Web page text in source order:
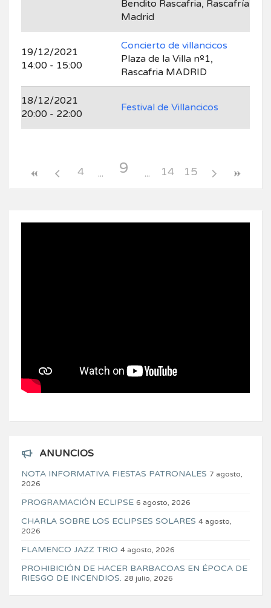
Bendito Rascafria, Rascafría
Madrid
19/12/2021
14:00 - 15:00
Concierto de villancicos
Plaza de la Villa nº1,
Rascafria MADRID
18/12/2021
20:00 - 22:00
Festival de Villancicos
4 9 14 15
ANUNCIOS
NOTA INFORMATIVA FIESTAS PATRONALES 7 agosto,
2026
PROGRAMACIÓN ECLIPSE 6 agosto, 2026
CHARLA SOBRE LOS ECLIPSES SOLARES 4 agosto,
2026
FLAMENCO JAZZ TRIO 4 agosto, 2026
PROHIBICIÓN DE HACER BARBACOAS EN ÉPOCA DE
RIESGO DE INCENDIOS. 28 julio, 2026